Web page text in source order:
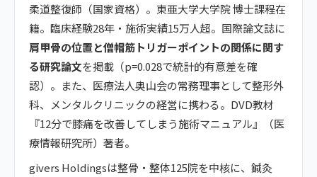
柔道整復師（国家資格）。東亜大学大学院 博士課程在
籍。臨床経験28年・施術実績15万人超。国際論文誌に
肩甲骨の位置と僧帽筋トリガーポイントの関係に関す
る研究論文を掲載（p=0.028で統計的有意差を確
認）。また、医療法人奥山会の常務理事として整形外
科、メンタルクリニックの経営に携わる。DVD教材
『12分で膝痛を改善してしまう施術マニュアル』（医
療情報研究所）著者。
givers Holdingsは整骨・整体125院を中核に、鍼灸